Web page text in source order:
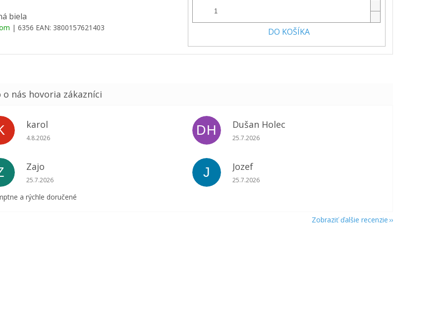
biela
| 6356 EAN: 3800157621403 DO KOŠÍKA
karol
Hodnotenie obchodu je 5 z 5 hviezdičiek.
4.8.2026
DH Dušan Holec
Hodnotenie obchodu je 5 z 5 hviezdičiek.
25.7.2026
Zajo
Hodnotenie obchodu je 5 z 5 hviezdičiek.
25.7.2026
a rýchle doručené
J Jozef
Hodnotenie obchodu je 5 z 5 hviezdičiek.
25.7.2026
Zobraziť ďalšie recenzie